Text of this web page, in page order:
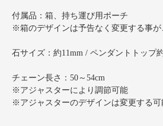
付属品：箱、持ち運び用ポーチ
※箱のデザインは予告なく変更する事が
石サイズ：約11mm / ペンダントトップ
チェーン長さ：50～54cm
※アジャスターにより調節可能
※アジャスターのデザインは変更する可